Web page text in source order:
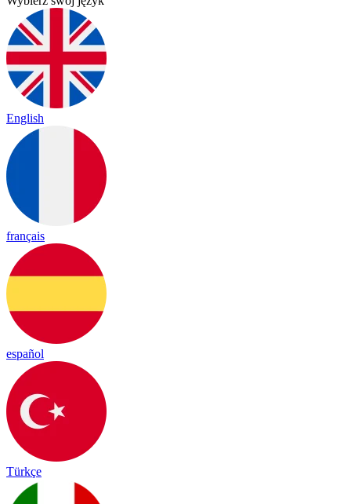
English
français
español
Türkçe